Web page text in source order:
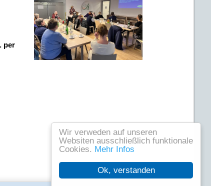
Ok, verstanden
Wir verweden auf unseren
Websiten ausschließlich funktionale
Cookies. Mehr Infos
per